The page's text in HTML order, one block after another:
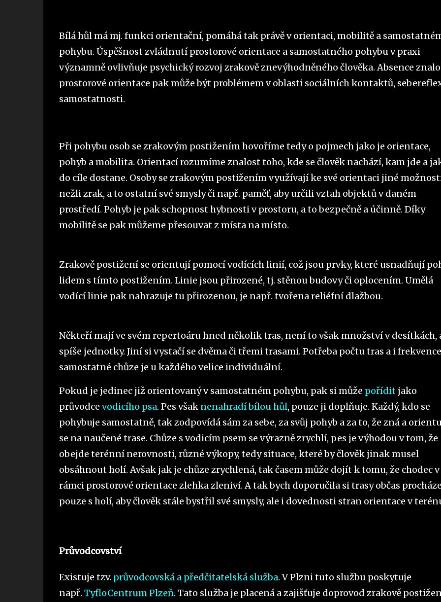
Bílá hůl má mj. funkci orientační, pomáhá tak právě v orientaci, mobilitě a
pohybu. Úspěšnost zvládnutí prostorové orientace a samostatného pohybu v praxi
významně ovlivňuje psychický rozvoj zrakově znevýhodněného člověka. Absence
prostorové orientace pak může být problémem v oblasti sociálních kontaktů,
samostatnosti.
Při pohybu osob se zrakovým postižením hovoříme tedy o pojmech jako je orientace,
pohyb a mobilita. Orientací rozumíme znalost toho, kde se člověk nachází, kam jde a
do cíle dostane. Osoby se zrakovým postižením využívají ke své orientaci jiné
nežli zrak, a to ostatní své smysly či např. paměť, aby určili vztah objektů v daném
prostředí. Pohyb je pak schopnost hybnosti v prostoru, a to bezpečně a účinně. Díky
mobilitě se pak můžeme přesouvat z místa na místo.
Zrakově postižení se orientují pomocí vodících linií, což jsou prvky, které usnadňují
lidem s tímto postižením. Linie jsou přirozené, tj. stěnou budovy či oplocením. Umělá
vodící linie pak nahrazuje tu přirozenou, je např. tvořena reliéfní dlažbou.
Někteří mají ve svém repertoáru hned několik tras, není to však množství v desítkách,
spíše jednotky. Jiní si vystačí se dvěma či třemi trasami. Potřeba počtu tras a i frekvence
samostatné chůze je u každého velice individuální.
Pokud je jedinec již orientovaný v samostatném pohybu, pak si může poříditjako
průvodce vodicího psa. Pes však nenahradí bílou hůl, pouze ji doplňuje. Každý, kdo se
pohybuje samostatně, tak zodpovídá sám za sebe, za svůj pohyb a za to, že zná a
se na naučené trase. Chůze s vodicím psem se výrazně zrychlí, pes je výhodou v tom, že
obejde terénní nerovnosti, různé výkopy, tedy situace, které by člověk jinak musel
obsáhnout holí. Avšak jak je chůze zrychlená, tak časem může dojít k tomu, že chodec v
rámci prostorové orientace zlehka zleniví. A tak bych doporučila si trasy občas
pouze s holí, aby člověk stále bystřil své smysly, ale i dovednosti stran orientace v
Průvodcovství
Existuje tzv. průvodcovská a předčitatelská služba. V Plzni tuto službu poskytuje
např. TyfloCentrum Plzeň. Tato služba je placená a zajišťuje doprovod zrakově